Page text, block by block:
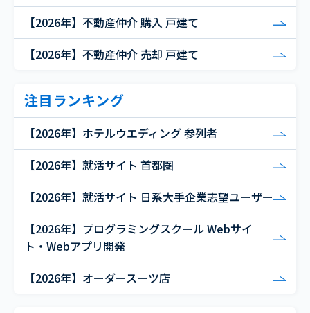
【2026年】不動産仲介 購入 戸建て
【2026年】不動産仲介 売却 戸建て
注目ランキング
【2026年】ホテルウエディング 参列者
【2026年】就活サイト 首都圏
【2026年】就活サイト 日系大手企業志望ユーザー
【2026年】プログラミングスクール Webサイ
ト・Webアプリ開発
【2026年】オーダースーツ店